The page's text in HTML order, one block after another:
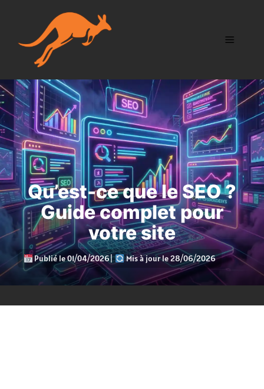
contenu
Qu’est-ce que le SEO ?
Guide complet pour
votre site
Publié le 01/04/2026| Mis à jour le 28/06/2026